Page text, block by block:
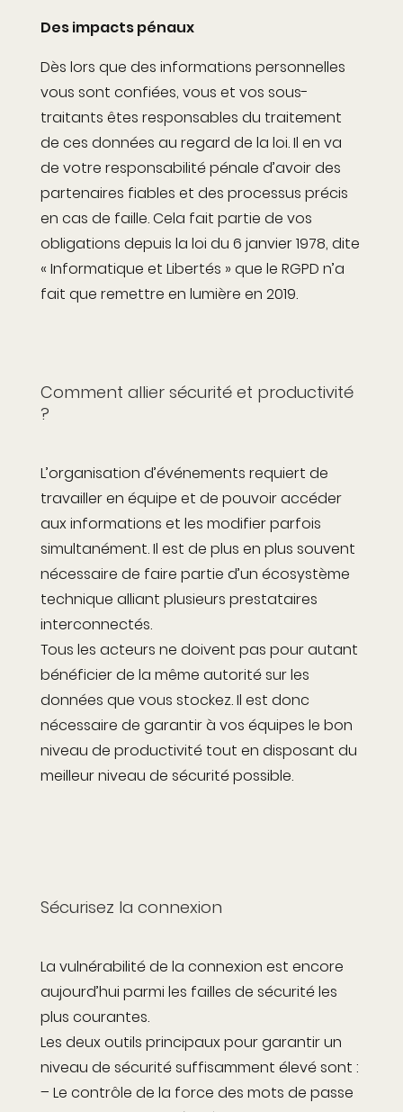
Des impacts pénaux
Dès lors que des informations personnelles
vous sont confiées, vous et vos sous-
traitants êtes responsables du traitement
de ces données au regard de la loi. Il en va
de votre responsabilité pénale d’avoir des
partenaires fiables et des processus précis
en cas de faille. Cela fait partie de vos
obligations depuis la loi du 6 janvier 1978, dite
« Informatique et Libertés » que le RGPD n’a
fait que remettre en lumière en 2019.
Comment allier sécurité et productivité
?
L’organisation d’événements requiert de
travailler en équipe et de pouvoir accéder
aux informations et les modifier parfois
simultanément. Il est de plus en plus souvent
nécessaire de faire partie d’un écosystème
technique alliant plusieurs prestataires
interconnectés.
Tous les acteurs ne doivent pas pour autant
bénéficier de la même autorité sur les
données que vous stockez. Il est donc
nécessaire de garantir à vos équipes le bon
niveau de productivité tout en disposant du
meilleur niveau de sécurité possible.
Sécurisez la connexion
La vulnérabilité de la connexion est encore
aujourd’hui parmi les failles de sécurité les
plus courantes.
Les deux outils principaux pour garantir un
niveau de sécurité suffisamment élevé sont :
– Le contrôle de la force des mots de passe